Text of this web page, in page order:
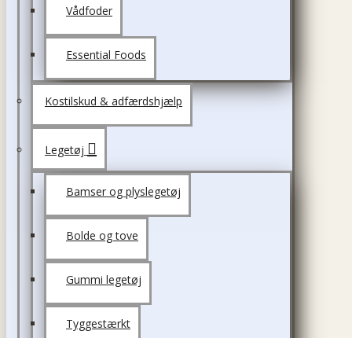
Vådfoder
Essential Foods
Kostilskud & adfærdshjælp
Legetøj
Bamser og plyslegetøj
Bolde og tove
Gummi legetøj
Tyggestærkt